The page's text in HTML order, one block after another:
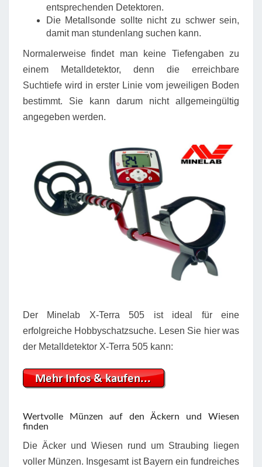
entsprechenden Detektoren.
Die Metallsonde sollte nicht zu schwer sein,
damit man stundenlang suchen kann.
Normalerweise findet man keine Tiefengaben zu
einem Metalldetektor, denn die erreichbare
Suchtiefe wird in erster Linie vom jeweiligen Boden
bestimmt. Sie kann darum nicht allgemeingültig
angegeben werden.
Der Minelab X-Terra 505 ist ideal für eine
erfolgreiche Hobbyschatzsuche. Lesen Sie hier was
der Metalldetektor X-Terra 505 kann:
Wertvolle Münzen auf den Äckern und Wiesen
finden
Die Äcker und Wiesen rund um Straubing liegen
voller Münzen. Insgesamt ist Bayern ein fundreiches